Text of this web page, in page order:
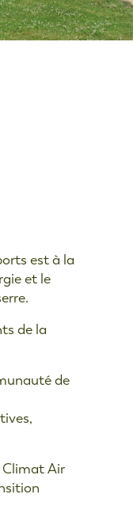
est à la
et le
de la
de
Climat Air